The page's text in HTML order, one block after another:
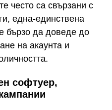
често са свързани с
една-единствена
бързо да доведе до
на акаунта и
софтуер,